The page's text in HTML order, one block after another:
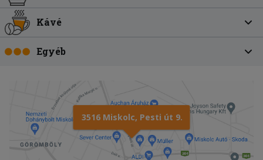
Kávé
Egyéb
3516 Miskolc, Pesti út 9.